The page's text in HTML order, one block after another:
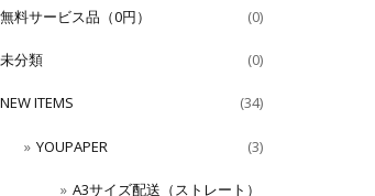
無料サービス品（0円） (0)
未分類 (0)
NEW ITEMS (34)
YOUPAPER (3)
A3サイズ配送（ストレート）